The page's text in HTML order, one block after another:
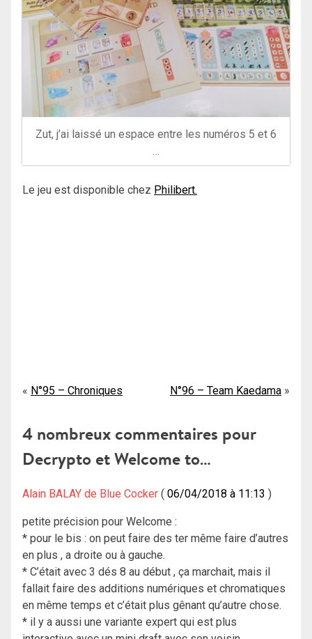
Zut, j’ai laissé un espace entre les numéros 5 et 6
Le jeu est disponible chez Philibert.
Navigation
l’article
N°95 – Chroniques N°96 – Team Kaedama
4 nombreux commentaires pour
Decrypto et Welcome to…
Alain BALAY de Blue Cocker 06/04/2018 à 11:13
petite précision pour Welcome :
* pour le bis : on peut faire des ter même faire d’autres
en plus , a droite ou à gauche.
* C’était avec 3 dés 8 au début , ça marchait, mais il
fallait faire des additions numériques et chromatiques
en même temps et c’était plus gênant qu’autre chose.
* il y a aussi une variante expert qui est plus